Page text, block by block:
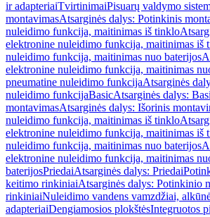
ir adapteriaiTvirtinimaiPisuarų valdymo
montavimasAtsarginės dalys: Potinkinis
nuleidimo funkcija, maitinimas iš tinklo
elektronine nuleidimo funkcija, maitinimas iš
nuleidimo funkcija, maitinimas nuo baterijos
elektronine nuleidimo funkcija, maitinimas
pneumatine nuleidimo funkcijaAtsarginės
nuleidimo funkcijaBasicAtsarginės dalys:
montavimasAtsarginės dalys: Išorinis
nuleidimo funkcija, maitinimas iš tinklo
elektronine nuleidimo funkcija, maitinimas iš
nuleidimo funkcija, maitinimas nuo baterijos
elektronine nuleidimo funkcija, maitinimas
baterijosPriedaiAtsarginės dalys: Priedai
keitimo rinkiniaiAtsarginės dalys: Potinkinio
rinkiniaiNuleidimo vandens vamzdžiai,
adapteriaiDengiamosios plokštėsIntegruotos